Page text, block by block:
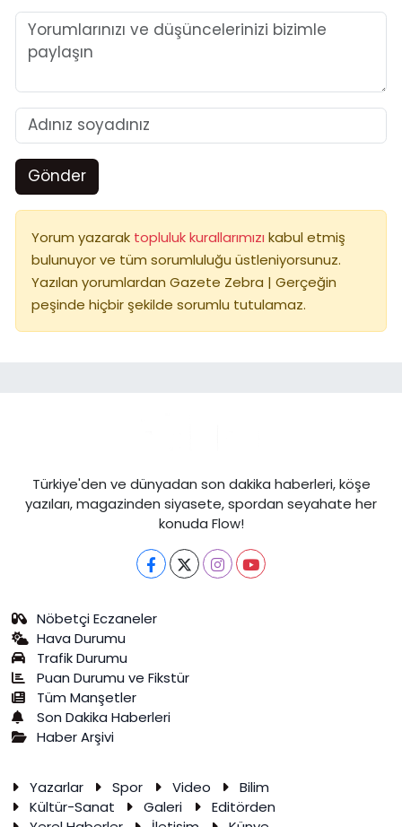
Gönder
Yorum yazarak topluluk kurallarımızı kabul etmiş
bulunuyor ve tüm sorumluluğu üstleniyorsunuz.
Yazılan yorumlardan Gazete Zebra | Gerçeğin
peşinde hiçbir şekilde sorumlu tutulamaz.
Türkiye'den ve dünyadan son dakika haberleri, köşe
yazıları, magazinden siyasete, spordan seyahate her
konuda Flow!
Nöbetçi Eczaneler
Hava Durumu
Trafik Durumu
Puan Durumu ve Fikstür
Tüm Manşetler
Son Dakika Haberleri
Haber Arşivi
Yazarlar Spor Video
Bilim
Kültür-Sanat
Galeri
Editörden